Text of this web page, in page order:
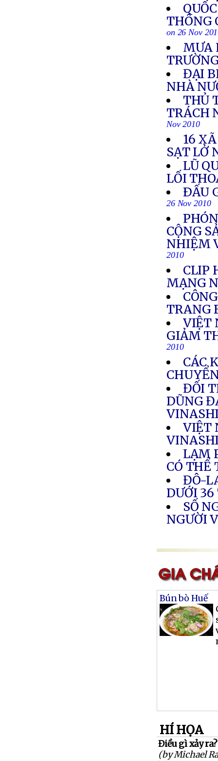
THÔNG
on 26 Nov
MƯA
ĐẠI
NHÀ
THỦ
TRÁCH
Nov 2010
16
SẠT LỞ
LŨ
LỐI
ÐẤU
26 Nov 2010
CỘNG
NHIỆM
2010
CLIP
MẠNG
TRANG
VIỆT
GIẢM
2010
CÁC
ĐỐI
DŨNG
VIỆT
LẠM
CÓ THỂ
ĐÔ-
DƯỚI
SỐ
NGƯỜI
Bún bò Huế
HÍ HỌA
Điều gì xảy ra?
(by Michael